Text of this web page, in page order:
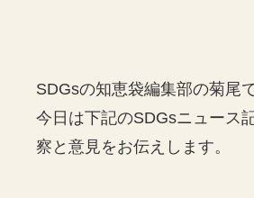
SDGsの知恵袋編集部の菊尾で
今日は下記のSDGsニュース
察と意見をお伝えします。